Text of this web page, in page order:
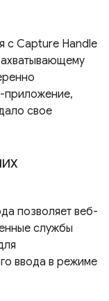
с Capture Handle
приложение,
свое
позволяет веб-
службы
ввода в режиме